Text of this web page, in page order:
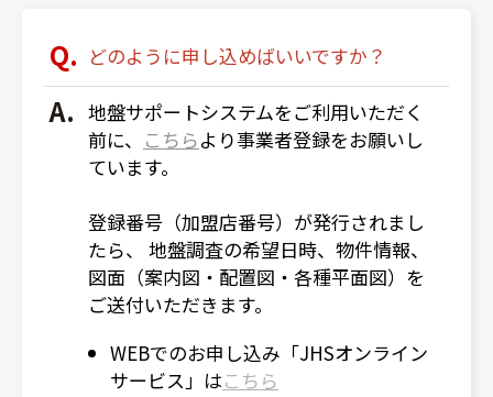
どのように申し込めばいいですか？
地盤サポートシステムをご利用いただく
前に、 こちらより事業者登録をお願いし
ています。
登録番号（加盟店番号）が発行されまし
たら、 地盤調査の希望日時、物件情報、
図面（案内図・配置図・各種平面図）を
ご送付いただきます。
WEBでのお申し込み「JHSオンライン
サービス」はこちら